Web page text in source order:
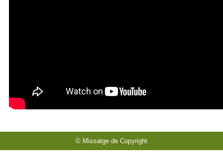
© Missatge de Copyright